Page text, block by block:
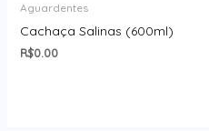
Aguardentes
Cachaça Salinas (600ml)
R$0.00